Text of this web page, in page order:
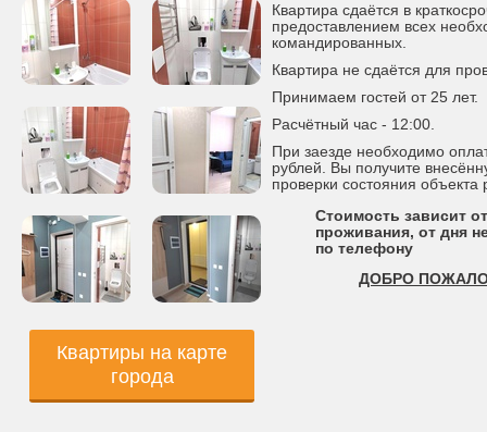
Квартиры на карте
города
Квартира сдаётся в
предоставлением всех
командированных.
Квартира не сдаётся для
Принимаем гостей от 25 лет.
Расчётный час - 12:00.
При заезде необходимо
рублей. Вы получите
проверки состояния
Стоимость зависит
проживания, от дня
по телефону
ДОБРО